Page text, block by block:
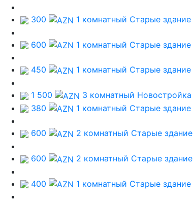
300 1 комнатный Старые здание
600 1 комнатный Старые здание
450 1 комнатный Старые здание
1 500 3 комнатный Новостройка
380
1 комнатный Старые здание
600 2 комнатный Старые здание
600 2 комнатный Старые здание
400 1 комнатный Старые здание